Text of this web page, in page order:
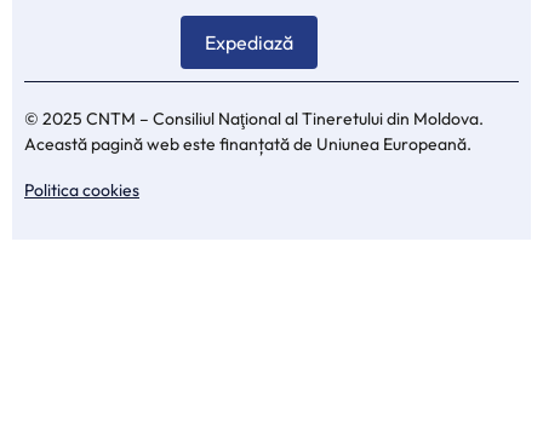
© 2025 CNTM – Consiliul Naţional al Tineretului din Moldova.
Această pagină web este finanțată de Uniunea Europeană.
Politica cookies